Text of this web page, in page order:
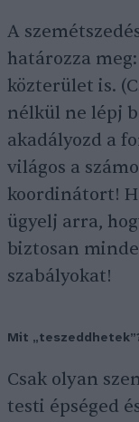
A
határozza
közterület is.
nélkül ne lépj
akadályozd a
világos a
koordinátort!
ügyelj arra,
biztosan
szabályokat!
Mit
Csak olyan
testi épséged